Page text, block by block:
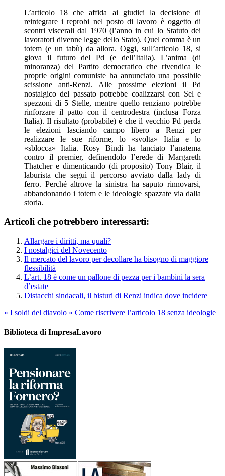
L’articolo 18 che affida ai giudici la decisione di
reintegrare i reprobi nel posto di lavoro è oggetto di
scontri viscerali dal 1970 (l’anno in cui lo Statuto dei
lavoratori divenne legge dello Stato). Quel comma è un
totem (e un tabù) da allora. Oggi, sull’articolo 18, si
giova il futuro del Pd (e dell’Italia). L’anima (di
minoranza) del Partito democratico che rivendica le
proprie origini comuniste ha annunciato una possibile
scissione anti-Renzi. Alle prossime elezioni il Pd
nostalgico del passato potrebbe coalizzarsi con Sel e
spezzoni di 5 Stelle, mentre quello renziano potrebbe
rinforzare il patto con il centrodestra (inclusa Forza
Italia). Il risultato (probabile) è che il vecchio Pd perda
le elezioni lasciando campo libero a Renzi per
realizzare le sue riforme, lo «svolta» Italia e lo
«sblocca» Italia. Rosy Bindi ha lanciato l’anatema
contro il premier, definendolo l’erede di Margareth
Thatcher e dimenticando (di proposito) Tony Blair, il
laburista che seguì il percorso avviato dalla lady di
ferro. Perché altrove la sinistra ha saputo rinnovarsi,
abbandonando i totem e le ideologie spazzate via dalla
storia.
Articoli che potrebbero interessarti:
Allargare i diritti, ma quali?
I nostalgici del Novecento
Il mercato del lavoro per decollare ha bisogno di maggiore
flessibilità
L’art. 18 è come un pallone di pezza per i bambini la sera
d’estate
Distacchi sindacali, il bisturi di Renzi indica dove incidere
« I soldi del diavolo » Come riscrivere l’articolo 18 senza ideologie
Biblioteca di ImpresaLavoro